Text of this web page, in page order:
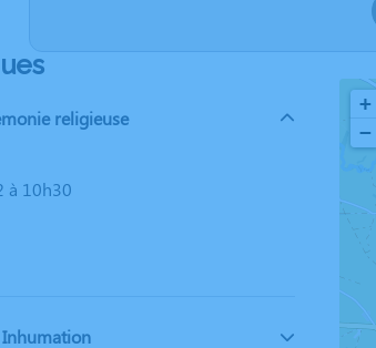
religieuse
à 10h30
Inhumation
+
−